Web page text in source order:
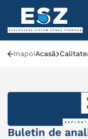
InapoiAcasă
Buletin de